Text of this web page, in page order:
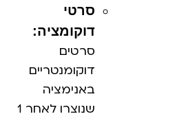
סרטי
דוקומציה:
סרטים
דוקומנטריים
באנימציה
שנוצרו לאחר 1